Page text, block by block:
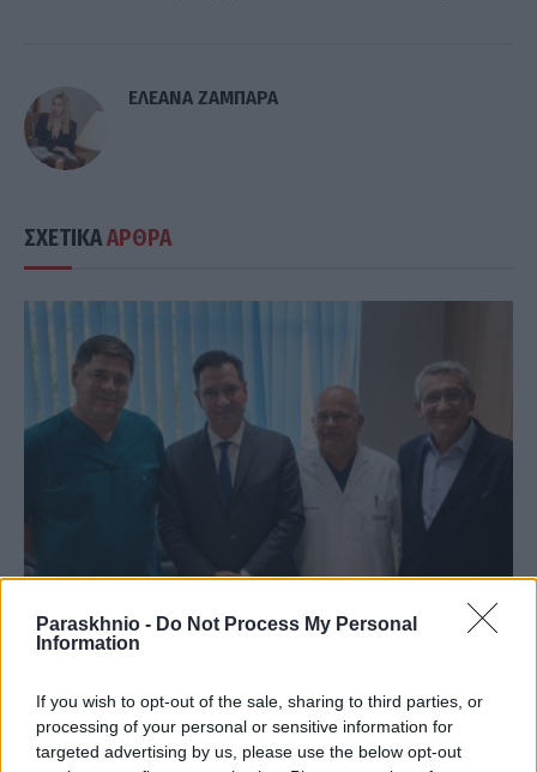
Paraskhnio - Do Not Process My Personal
Information
If you wish to opt-out of the sale, sharing to third parties, or
processing of your personal or sensitive information for
targeted advertising by us, please use the below opt-out
ΕΛΕΑΝΑ ΖΑΜΠΑΡΑ
ΣΧΕΤΙΚΑΑΡΘΡΑ
Αυτοψία και δεσμεύσεις Άδωνι Γεωργιάδη στο
νοσοκομείο της Ρόδου
ΑΝΑΡΤΗΘΗΚΕ ΑΠΟ GMYLONAS 7 ΑΥΓΟΎΣΤΟΥ 2026